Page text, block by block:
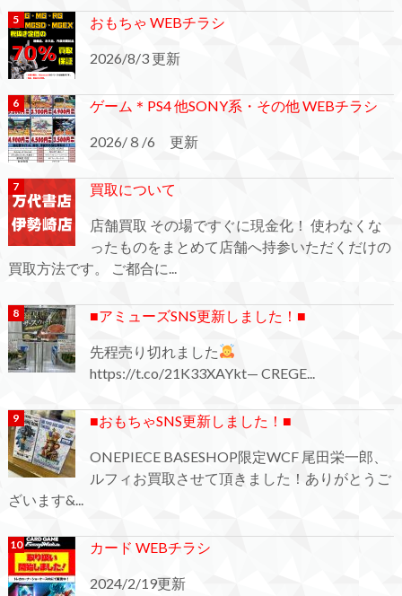
おもちゃ WEBチラシ
2026/8/3 更新
ゲーム＊PS4 他SONY系・その他 WEBチラシ
2026/８/6 更新
買取について
店舗買取 その場ですぐに現金化！ 使わなくな
ったものをまとめて店舗へ持参いただくだけの
買取方法です。 ご都合に...
■アミューズSNS更新しました！■
先程売り切れました
https://t.co/21K33XAYkt— CREGE...
■おもちゃSNS更新しました！■
ONEPIECE BASESHOP限定WCF 尾田栄一郎、
ルフィお買取させて頂きました！ありがとうご
ざいます&...
カード WEBチラシ
2024/2/19更新